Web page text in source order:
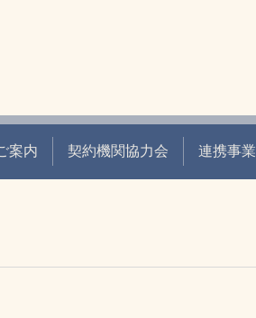
案内 契約機関協力会 連携事業